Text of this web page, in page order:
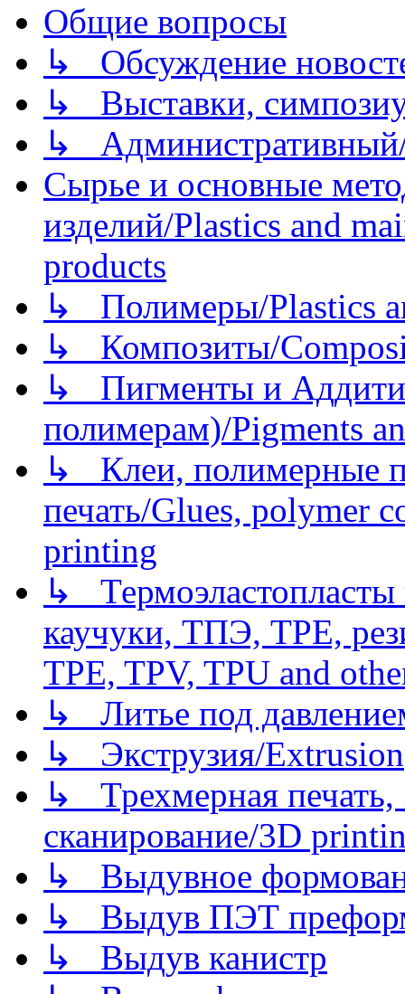
Общие вопросы
↳ Обсуждение
↳ Выставки,
↳
Сырье и основные
изделий/Plastics and
products
↳ Полимеры/Plastics
↳ Композиты/
↳ Пигменты и
полимерам)/Pigments
↳ Клеи, полимерные
печать/Glues, polymer
printing
↳
каучуки, ТПЭ, TPE,
TPE, TPV, TPU and
↳ Литье под
↳ Экструзия/Extrusion
↳ Трехмерная
сканирование/3D
↳ Выдувное
↳ Выдув ПЭТ
↳ Выдув канистр